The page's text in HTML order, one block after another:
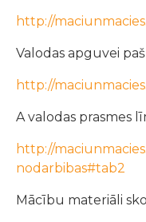
http://
Valodas apguvei
http://
A valodas prasmes
http://
nodarbibas#tab2
Mācību materiāli